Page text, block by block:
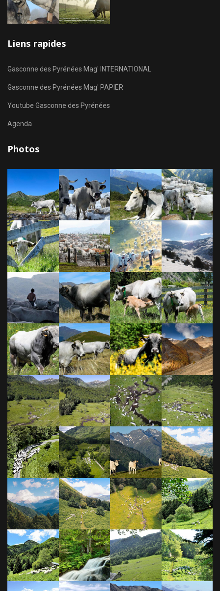
Liens rapides
Gasconne des Pyrénées Mag' INTERNATIONAL
Gasconne des Pyrénées Mag' PAPIER
Youtube Gasconne des Pyrénées
Agenda
Photos